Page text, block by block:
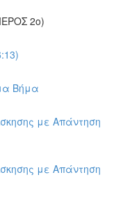
2ο)
Βήμα
με Απάντηση
με Απάντηση